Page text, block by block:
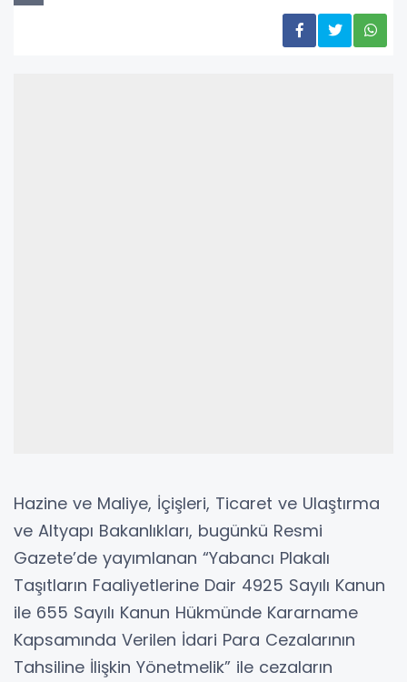
Hazine ve Maliye, İçişleri, Ticaret ve Ulaştırma
ve Altyapı Bakanlıkları, bugünkü Resmi
Gazete’de yayımlanan “Yabancı Plakalı
Taşıtların Faaliyetlerine Dair 4925 Sayılı Kanun
ile 655 Sayılı Kanun Hükmünde Kararname
Kapsamında Verilen İdari Para Cezalarının
Tahsiline İlişkin Yönetmelik” ile cezaların